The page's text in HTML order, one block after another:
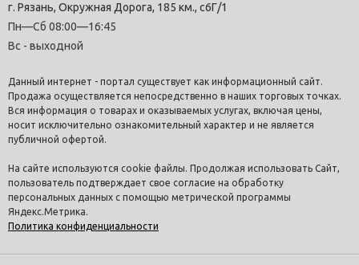
г. Рязань, Окружная Дорога, 185 км., с6Г/1
Пн—Сб 08:00—16:45
Вс - выходной
Данный интернет - портал существует как информационный сайт.
Продажа осуществляется непосредственно в наших торговых точках.
Вся информация о товарах и оказываемых услугах, включая цены,
носит исключительно ознакомительный характер и не является
публичной офертой.
На сайте используются cookie файлы. Продолжая использовать Сайт,
пользователь подтверждает свое согласие на обработку
персональных данных с помощью метрической программы
Яндекс.Метрика.
Политика конфиденциальности